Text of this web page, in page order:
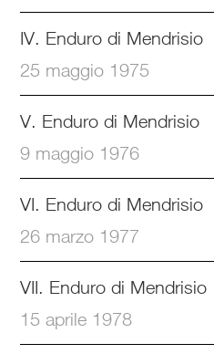
IV. Enduro di Mendrisio
25 maggio 1975
V. Enduro di Mendrisio
9 maggio 1976
VI. Enduro di Mendrisio
26 marzo 1977
VII. Enduro di Mendrisio
15 aprile 1978